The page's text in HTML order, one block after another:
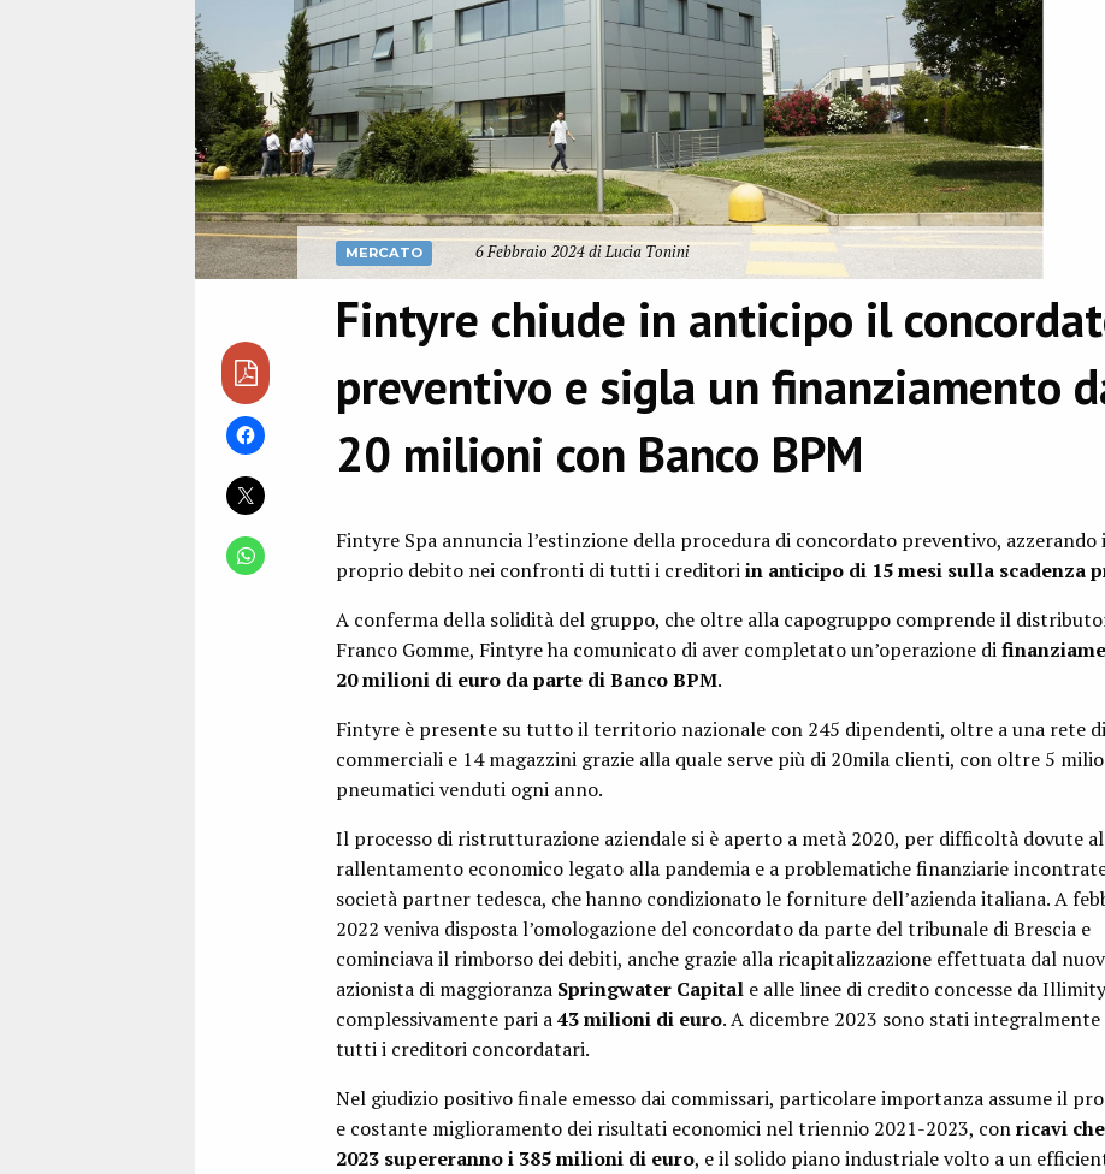
MERCATO 6 Febbraio 2024 di Lucia Tonini
Fintyre chiude in anticipo il
preventivo e sigla un finanziamento
20 milioni con Banco BPM
Fintyre Spa annuncia l’estinzione della procedura di concordato preventivo, azzerando
proprio debito nei confronti di tutti i creditoriin anticipo di 15 mesi sulla scadenza
A conferma della solidità del gruppo, che oltre alla capogruppo comprende il
Franco Gomme, Fintyre ha comunicato di aver completato un’operazione di
20 milioni di euro da parte di Banco BPM.
Fintyre è presente su tutto il territorio nazionale con 245 dipendenti, oltre a una rete
commerciali e 14 magazzini grazie alla quale serve più di 20mila clienti, con oltre 5
pneumatici venduti ogni anno.
Il processo di ristrutturazione aziendale si è aperto a metà 2020, per difficoltà dovute al
rallentamento economico legato alla pandemia e a problematiche finanziarie
società partner tedesca, che hanno condizionato le forniture dell’azienda italiana. A
2022 veniva disposta l’omologazione del concordato da parte del tribunale di Brescia e
cominciava il rimborso dei debiti, anche grazie alla ricapitalizzazione effettuata dal
azionista di maggioranza Springwater Capitale alle linee di credito concesse da
complessivamente pari a43 milioni di euro. A dicembre 2023 sono stati
tutti i creditori concordatari.
Nel giudizio positivo finale emesso dai commissari, particolare importanza assume il
e costante miglioramento dei risultati economici nel triennio 2021-2023, conricavi
2023 supereranno i 385 milioni di euro, e il solido piano industriale volto a un